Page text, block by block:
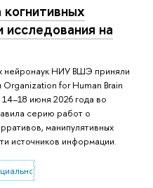
исследования на
нейронаук НИУ ВШЭ приняли
for Human Brain
июня 2026 года во
серию работ о
манипулятивных
источников информации.
нейробиологии